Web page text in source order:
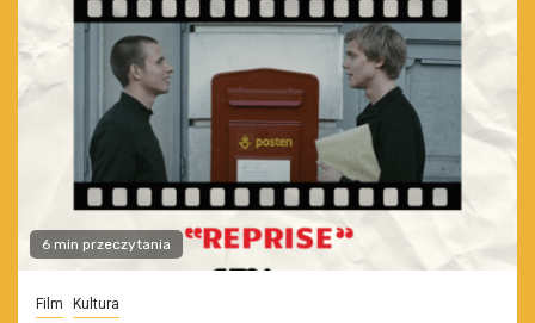
6 min przeczytania
Film Kultura